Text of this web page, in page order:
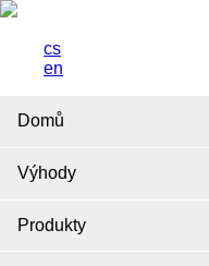
cs
en
Domů
Výhody
Produkty